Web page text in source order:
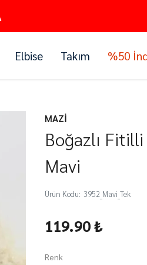
Elbise Takım %50
MAZİ
Boğazlı
Mavi
Ürün Kodu: 3952_Mavi_Tek
119.90 ₺
Renk